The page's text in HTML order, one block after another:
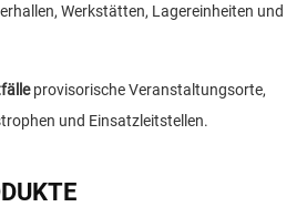
Werkstätten, Lagereinheiten und
provisorische Veranstaltungsorte,
und Einsatzleitstellen.